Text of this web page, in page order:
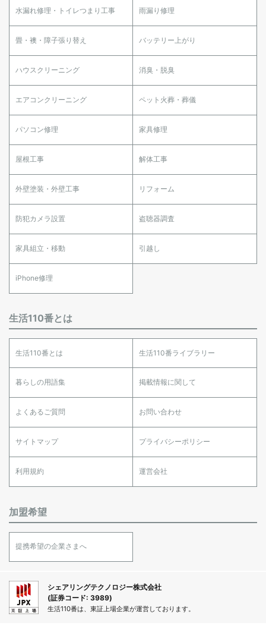
水漏れ修理・トイレつまり工事 雨漏り修理
畳・襖・障子張り替え バッテリー上がり
ハウスクリーニング 消臭・脱臭
エアコンクリーニング ペット火葬・葬儀
パソコン修理 家具修理
屋根工事 解体工事
外壁塗装・外壁工事 リフォーム
防犯カメラ設置 盗聴器調査
家具組立・移動 引越し
iPhone修理
生活110番とは
生活110番とは 生活110番ライブラリー
暮らしの用語集 掲載情報に関して
よくあるご質問 お問い合わせ
サイトマップ プライバシーポリシー
利用規約 運営会社
加盟希望
提携希望の企業さまへ
シェアリングテクノロジー株式会社
(証券コード: 3989)
生活110番は、東証上場企業が運営しております。